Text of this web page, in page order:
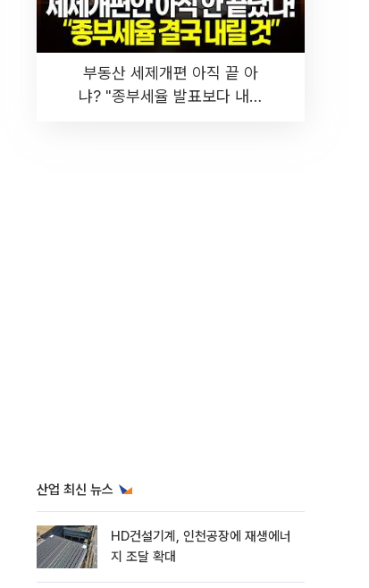
부동산 세제개편 아직 끝 아
냐? "종부세율 발표보다 내릴
산업 최신 뉴스
HD건설기계, 인천공장에 재생에너
지 조달 확대